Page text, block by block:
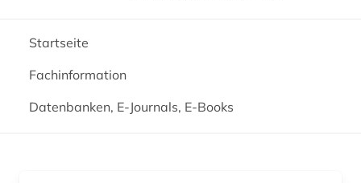
Startseite
Fachinformation
Datenbanken, E-Journals, E-Books